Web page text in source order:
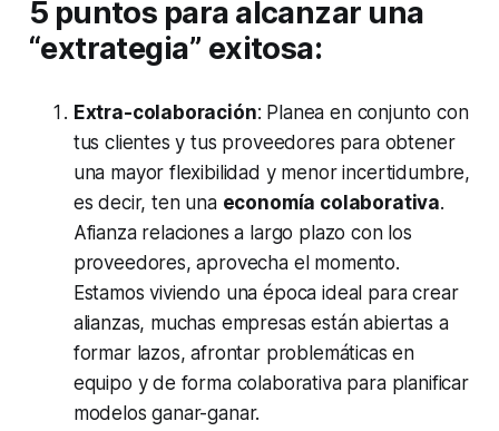
5 puntos para alcanzar una
“extrategia” exitosa:
Extra-colaboración: Planea en conjunto con
tus clientes y tus proveedores para obtener
una mayor flexibilidad y menor incertidumbre,
es decir, ten una economía colaborativa.
Afianza relaciones a largo plazo con los
proveedores, aprovecha el momento.
Estamos viviendo una época ideal para crear
alianzas, muchas empresas están abiertas a
formar lazos, afrontar problemáticas en
equipo y de forma colaborativa para planificar
modelos ganar-ganar.